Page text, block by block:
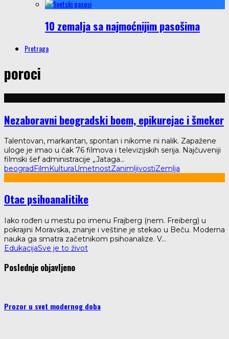
10 zemalja sa najmoćnijim pasošima
Pretraga
poroci
Nezaboravni beogradski boem, epikurejac i šmeker
Talentovan, markantan, spontan i nikome ni nalik. Zapažene
uloge je imao u čak 76 filmova i televizijskih serija. Najčuveniji
filmski šef administracije „Jataga...
beogradFilmKulturaUmetnostZanimljivostiZemlja
Otac psihoanalitike
Iako rođen u mestu po imenu Frajberg (nem. Freiberg) u
pokrajini Moravska, znanje i veštine je stekao u Beču. Moderna
nauka ga smatra začetnikom psihoanalize. V...
EdukacijaSve je to život
Poslednje objavljeno
Prozor u svet modernog doba